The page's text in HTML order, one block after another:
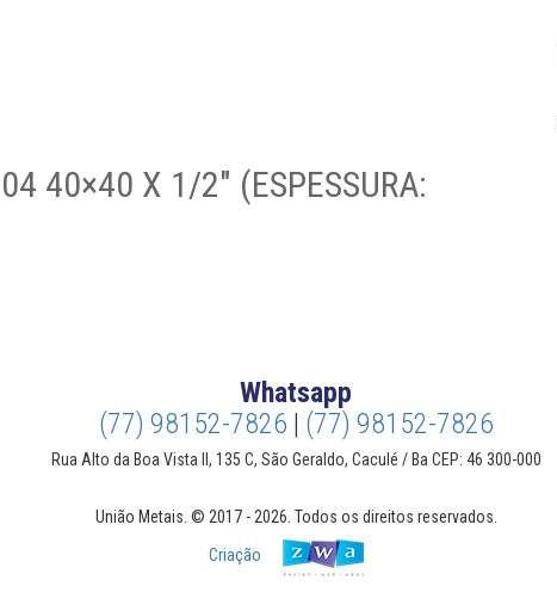
40×40 X 1/2″ (ESPESSURA:
Whatsapp
(77) 98152-7826 | (77) 98152-7826
Rua Alto da Boa Vista II, 135 C, São Geraldo, Caculé / Ba CEP: 46 300-000
União Metais. © 2017 - 2026. Todos os direitos reservados.
Criação